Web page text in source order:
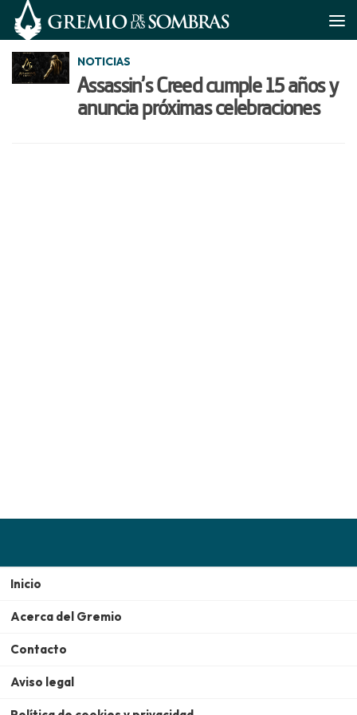
Saltar al contenido
NOTICIAS
Assassin’s Creed cumple 15 años y
anuncia próximas celebraciones
Inicio
Acerca del Gremio
Contacto
Aviso legal